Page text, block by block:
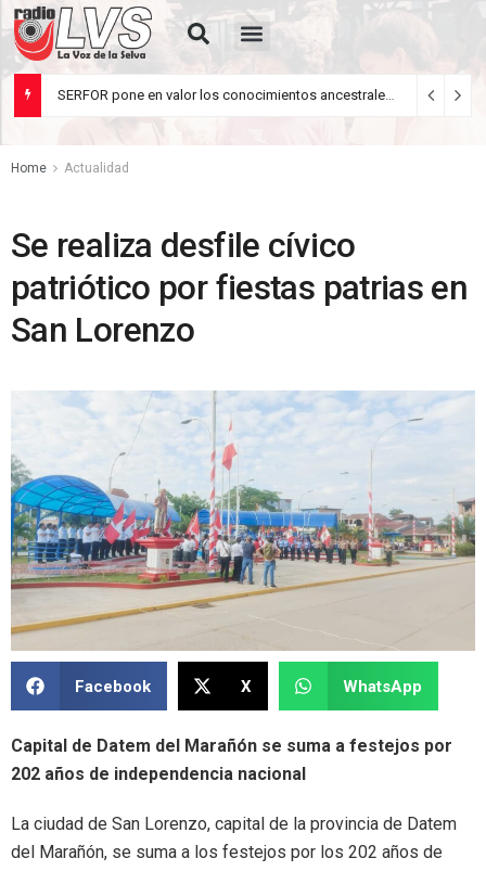
Rua de Letrades agosto 5, 2026
Home Actualidad
Se realiza desfile cívico
patriótico por fiestas patrias en
San Lorenzo
Facebook X WhatsApp
Capital de Datem del Marañón se suma a festejos por
202 años de independencia nacional
La ciudad de San Lorenzo, capital de la provincia de Datem
del Marañón, se suma a los festejos por los 202 años de